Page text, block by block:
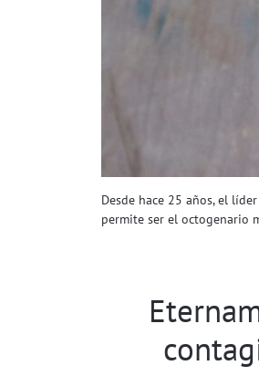
Desde hace 25 años, el
permite ser el octogenario